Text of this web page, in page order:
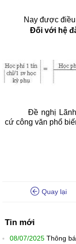
Nay được
Đối với hệ đào
Đề nghị
cứ công văn phổ
Quay lại
Tin mới
08/07/2025 Thông